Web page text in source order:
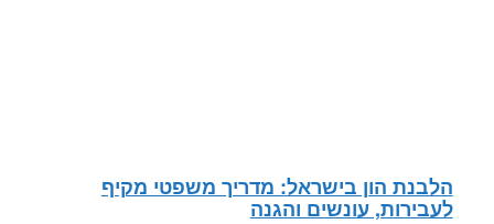
הלבנת הון בישראל: מדריך משפטי מקיף
לעבירות, עונשים והגנה